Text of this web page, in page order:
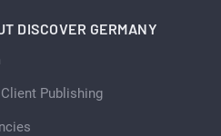
DISCOVER GERMANY
Publishing